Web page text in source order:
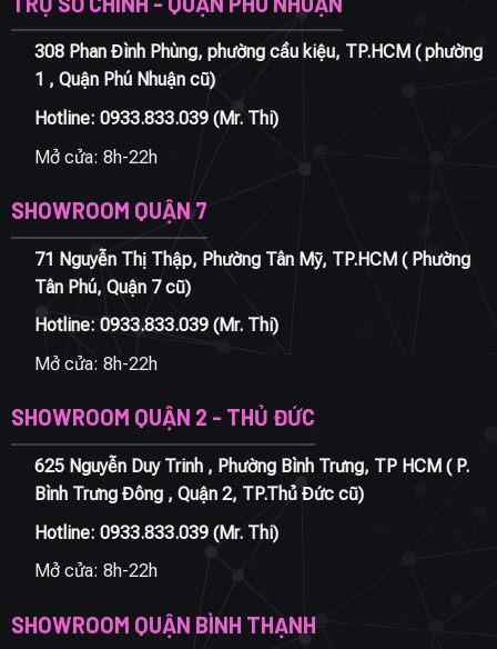
308 Phan Đình Phùng, phường cầu kiệu, TP.HCM ( phường
1 , Quận Phú Nhuận cũ)
Hotline: 0933.833.039(Mr. Thi)
Mở cửa: 8h-22h
SHOWROOM QUẬN 7
71 Nguyễn Thị Thập, Phường Tân Mỹ, TP.HCM ( Phường
Tân Phú, Quận 7 cũ)
Hotline: 0933.833.039(Mr. Thi)
Mở cửa: 8h-22h
SHOWROOM QUẬN 2 - THỦ ĐỨC
625 Nguyễn Duy Trinh , Phường Bình Trưng, TP HCM ( P.
Bình Trưng Đông , Quận 2, TP.Thủ Đức cũ)
Hotline: 0933.833.039(Mr. Thi)
Mở cửa: 8h-22h
SHOWROOM QUẬN BÌNH THẠNH